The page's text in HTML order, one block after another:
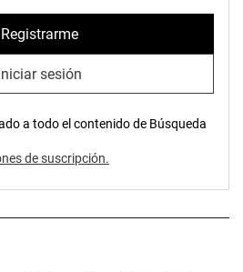
Registrarme
sesión
a todo el contenido de Búsqueda
de suscripción.